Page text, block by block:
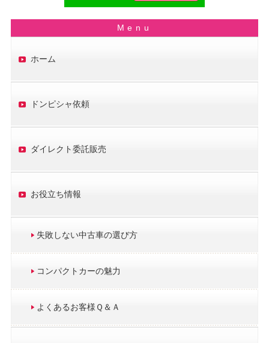
ホーム
ドンピシャ依頼
ダイレクト委託販売
お役立ち情報
失敗しない中古車の選び方
コンパクトカーの魅力
よくあるお客様Ｑ＆Ａ